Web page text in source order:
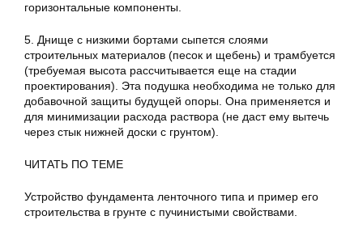
горизонтальные компоненты.
5. Днище с низкими бортами сыпется слоями
строительных материалов (песок и щебень) и трамбуется
(требуемая высота рассчитывается еще на стадии
проектирования). Эта подушка необходима не только для
добавочной защиты будущей опоры. Она применяется и
для минимизации расхода раствора (не даст ему вытечь
через стык нижней доски с грунтом).
ЧИТАТЬ ПО ТЕМЕ
Устройство фундамента ленточного типа и пример его
строительства в грунте с пучинистыми свойствами.